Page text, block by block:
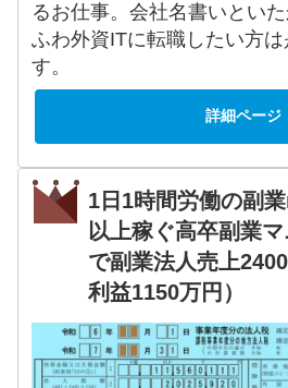
るお仕事。会社名書いとい
ふわ外資ITに転職したい方
す。
詳細ページ
1日1時間労働の副
以上稼ぐ高卒副業
で副業法人売上
利益1150万円）